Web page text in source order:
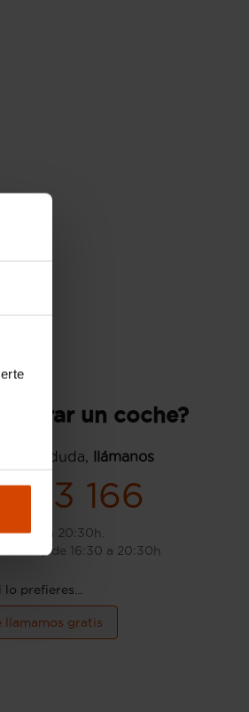
un coche?
duda, llámanos
166
9:00 a 20:30h.
y de 16:30 a 20:30h
lo prefieres...
llamamos gratis